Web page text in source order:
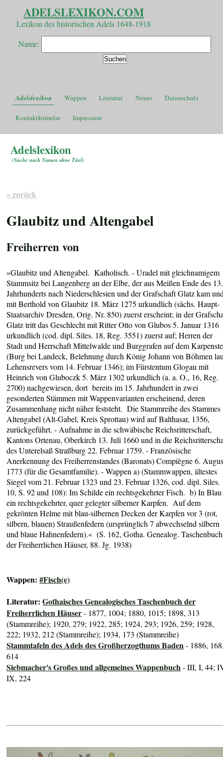
ADELSLEXIKON.COM
Lexikon des historischen Adels 1648-1918
Name:
Adelslexikon Wappen Literatur Neues Datenschutz
Kontaktformular Impressum
Adelslexikon
(Suche nach Namen ohne Titel)
« zurück
Glaubitz und Altengabel
Freiherren von
»Glaubitz und Altengabel. Katholisch. - Uradel mit gleichnamigem
Stammsitz bei Langenberg an der Elbe, der aus Meißen Ende des 13.
Jahrhunderts nach Niederschlesien und der Grafschaft Glatz kam
mit Berthold von Glaubitz 18. März 1275 urkundlich (sächs. Haupt-
Staatsarchiv Dresden, Orig. Nr. 850) zuerst erscheint; in der
Glatz tritt das Geschlecht mit Ritter Otto von Glubos 5. Januar 1316
urkundlich (cod. dipl. Siles. 18, Reg. 3551) zuerst auf; Herren der
Stadt und Herrschaft Mittelwalde und Burggrafen auf dem
(Burg bei Landeck, Belehnung durch König Johann von Böhmen
Lehensrevers vom 14. Februar 1346); im Fürstentum Glogau mit
Heinrich von Gluboczk 5. März 1302 urkundlich (a. a. O., 16, Reg.
2700) nachgewiesen, dort bereits im 15. Jahrhundert in zwei
gesonderten Stämmen mit Wappenvarianten erscheinend, deren
Zusammenhang nicht näher feststeht. Die Stammreihe des Stammes
Altengabel (Alt-Gabel, Kreis Sprottau) wird auf Balthasar, 1356,
zurückgeführt. - Aufnahme in die schwäbische Reichsritterschaft,
Kantons Ortenau, Oberkirch 13. Juli 1660 und in die
des Unterelsaß Straßburg 22. Februar 1759. - Französische
Anerkennung des Freiherrenstandes (Baronats) Compiègne 6.
1773 (für die Gesamtfamilie). - Wappen a) (Stammwappen, ältestes
Siegel vom 21. Februar 1323 und 23. Februar 1326, cod. dipl. Siles.
10, S. 92 und 108): Im Schilde ein rechtsgekehrter Fisch. b) In Blau
ein rechtsgekehrter, quer gelegter silberner Karpfen. Auf dem
gekrönten Helme mit blau-silbernen Decken der Karpfen vor 3 (rot,
silbern, blauen) Straußenfedern (ursprünglich 7 abwechselnd silbern
und blaue Hahnenfedern).« (S. 162, Gotha. Genealog. Taschenbuch
der Freiherrlichen Häuser, 88. Jg. 1938)
Wappen:#Fisch(e)
Literatur:Gothaisches Genealogisches Taschenbuch der
Freiherrlichen Häuser- 1877, 1004; 1880, 1015; 1898, 313
(Stammreihe); 1920, 279; 1922, 285; 1924, 293; 1926, 259; 1928,
222; 1932, 212 (Stammreihe); 1934, 173 (Stammreihe)
Stammtafeln des Adels des Großherzogthums Baden- 1886,
614
Siebmacher's Großes und allgemeines Wappenbuch- III, I, 44;
IX, 224